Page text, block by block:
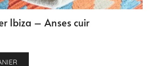
Ibiza – Anses cuir